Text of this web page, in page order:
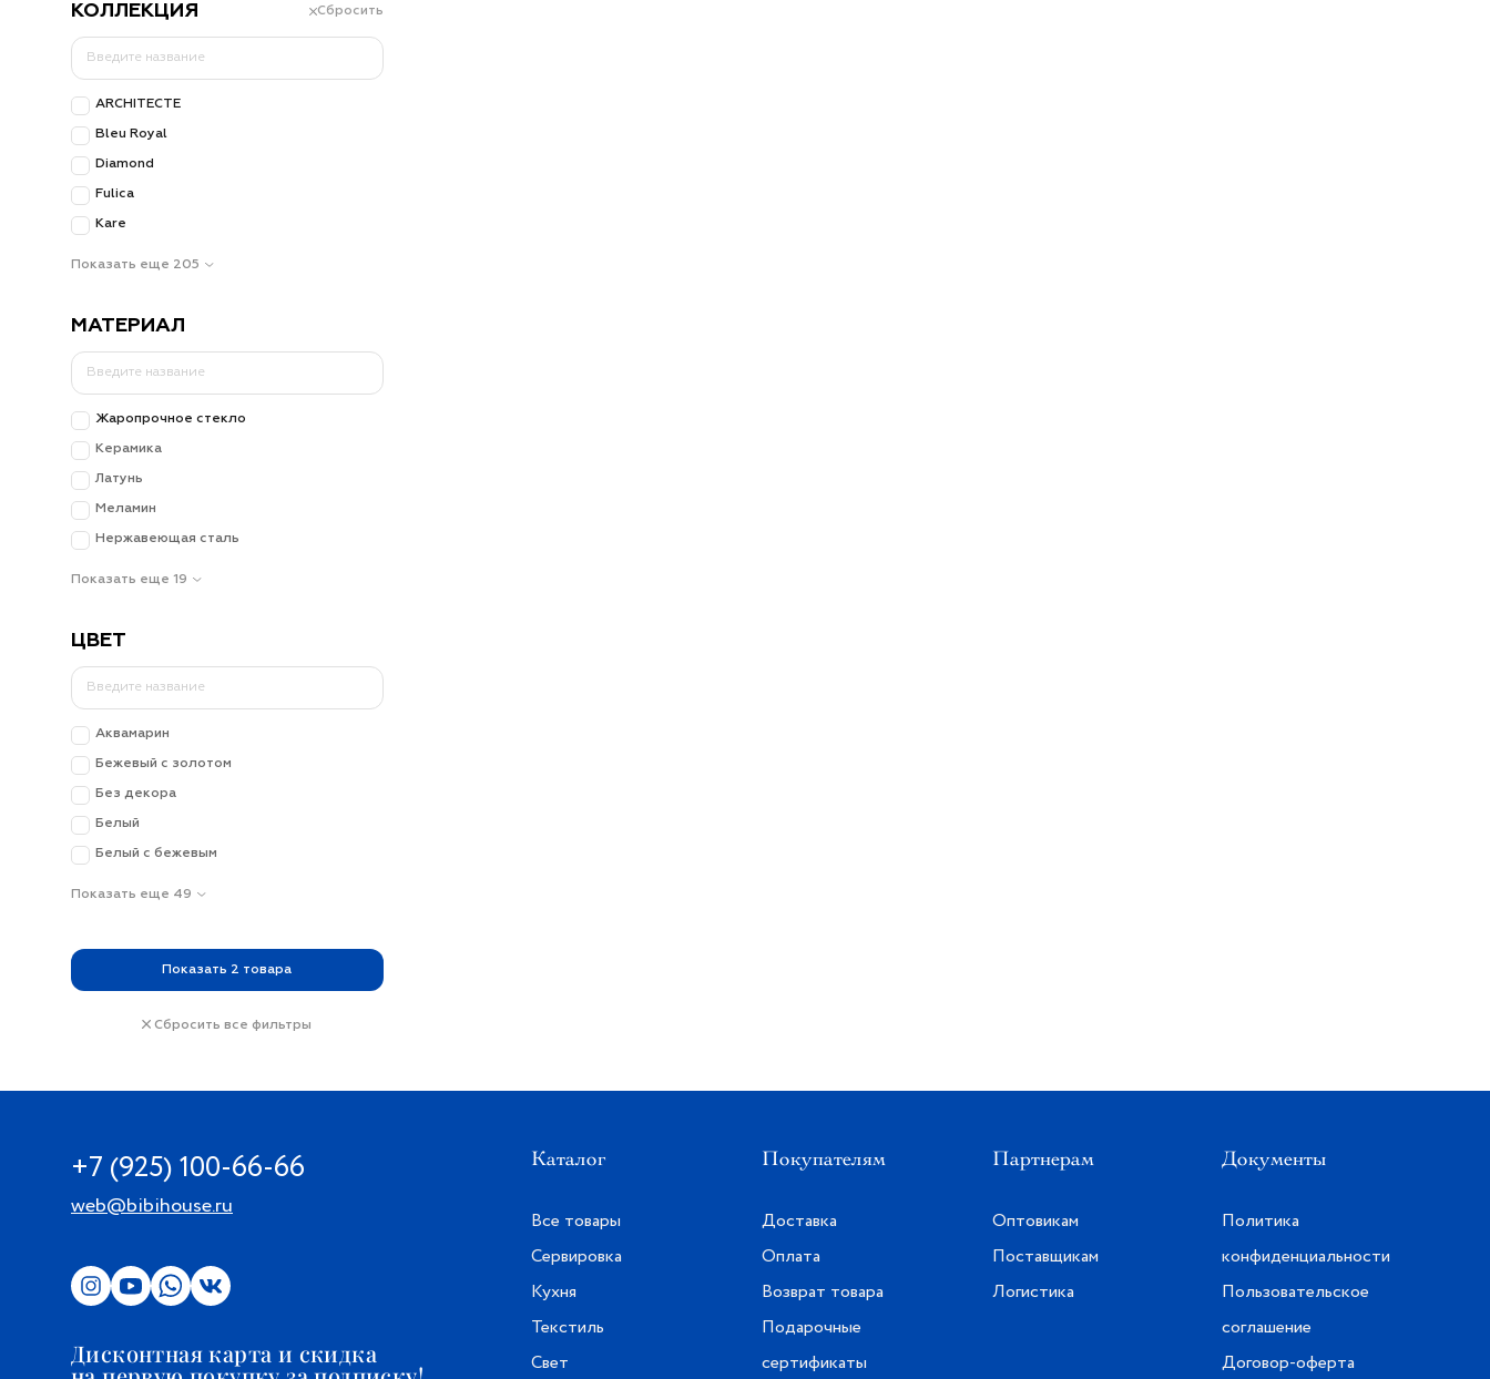
КОЛЛЕКЦИЯ Сбросить
ARCHITECTE
Bleu Royal
Diamond
Fulica
Kare
Показать еще 205
МАТЕРИАЛ
Жаропрочное стекло
Керамика
Латунь
Меламин
Нержавеющая сталь
Показать еще 19
ЦВЕТ
Аквамарин
Бежевый с золотом
Без декора
Белый
Белый с бежевым
Показать еще 49
Показать 2 товара
Сбросить все фильтры
+7 (925) 100-66-66
web@bibihouse.ru
Дисконтная карта и скидка
Каталог
Все товары
Сервировка
Кухня
Текстиль
Свет
Покупателям
Доставка
Оплата
Возврат товара
Подарочные
сертификаты
Партнерам
Оптовикам
Поставщикам
Логистика
Документы
Политика
конфиденциальности
Пользовательское
соглашение
Договор-оферта